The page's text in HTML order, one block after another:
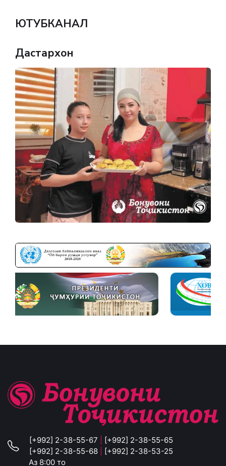
ЮТУБКАНАЛ
Дастархон
[+992] 2-38-55-67
[+992] 2-38-55-65
[+992] 2-38-55-68
[+992] 2-38-53-25
Аз 8:00 то